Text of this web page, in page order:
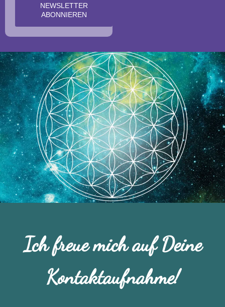
NEWSLETTER
ABONNIEREN
Ich freue mich auf Deine
Kontaktaufnahme!